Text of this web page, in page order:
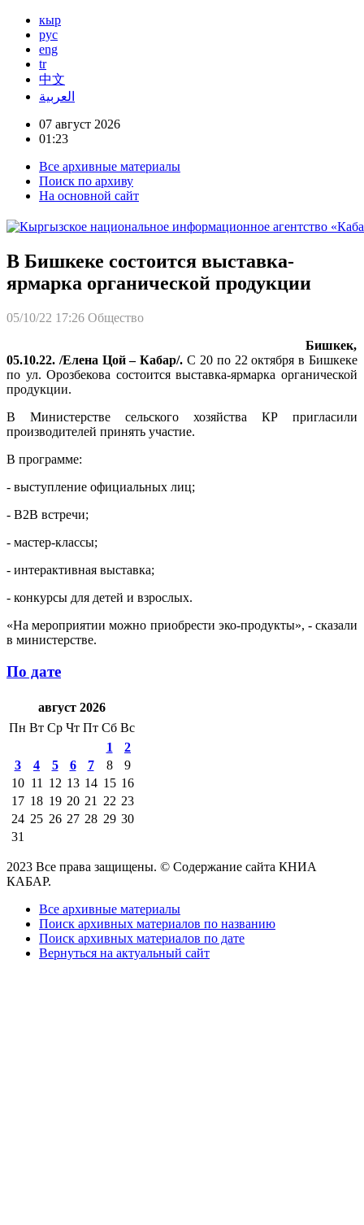
кыр
рус
eng
tr
中文
العربية
07 август 2026
01:23
Все архивные материалы
Поиск по архиву
На основной сайт
В Бишкеке состоится выставка-
ярмарка органической продукции
05/10/22 17:26 Общество
Бишкек,
05.10.22. /Елена Цой – Кабар/. С 20 по 22 октября в Бишкеке
по ул. Орозбекова состоится выставка-ярмарка органической
продукции.
В Министерстве сельского хозяйства КР пригласили
производителей принять участие.
В программе:
- выступление официальных лиц;
- В2В встречи;
- мастер-классы;
- интерактивная выставка;
- конкурсы для детей и взрослых.
«На мероприятии можно приобрести эко-продукты», - сказали
в министерстве.
По дате
август 2026
Пн Вт Ср Чт Пт Сб Вс
1
2
3
4 5 6 7 8
9
10 11 12 13 14 15 16
17 18 19 20 21 22 23
24 25 26 27 28 29 30
31
2023 Все права защищены. © Содержание сайта КНИА
КАБАР.
Все архивные материалы
Поиск архивных материалов по названию
Поиск архивных материалов по дате
Вернуться на актуальный сайт